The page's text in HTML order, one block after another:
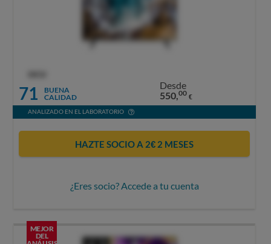
71
BUENA
CALIDAD
Desde
550,00 €
ANALIZADO EN EL LABORATORIO
HAZTE SOCIO A 2€ 2 MESES
¿Eres socio? Accede a tu cuenta
MEJOR
DEL